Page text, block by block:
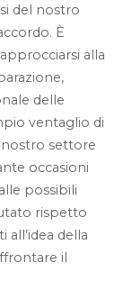
del nostro
È
alla
delle
ventaglio di
settore
occasioni
possibili
rispetto
all’idea della
il